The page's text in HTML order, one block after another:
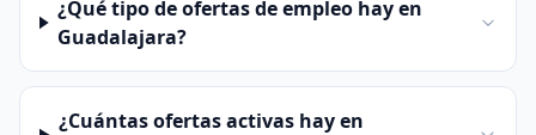
¿Qué tipo de ofertas de empleo hay en
Guadalajara?
¿Cuántas ofertas activas hay en